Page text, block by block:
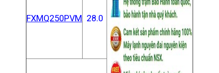
FXMQ250PVM 28.0